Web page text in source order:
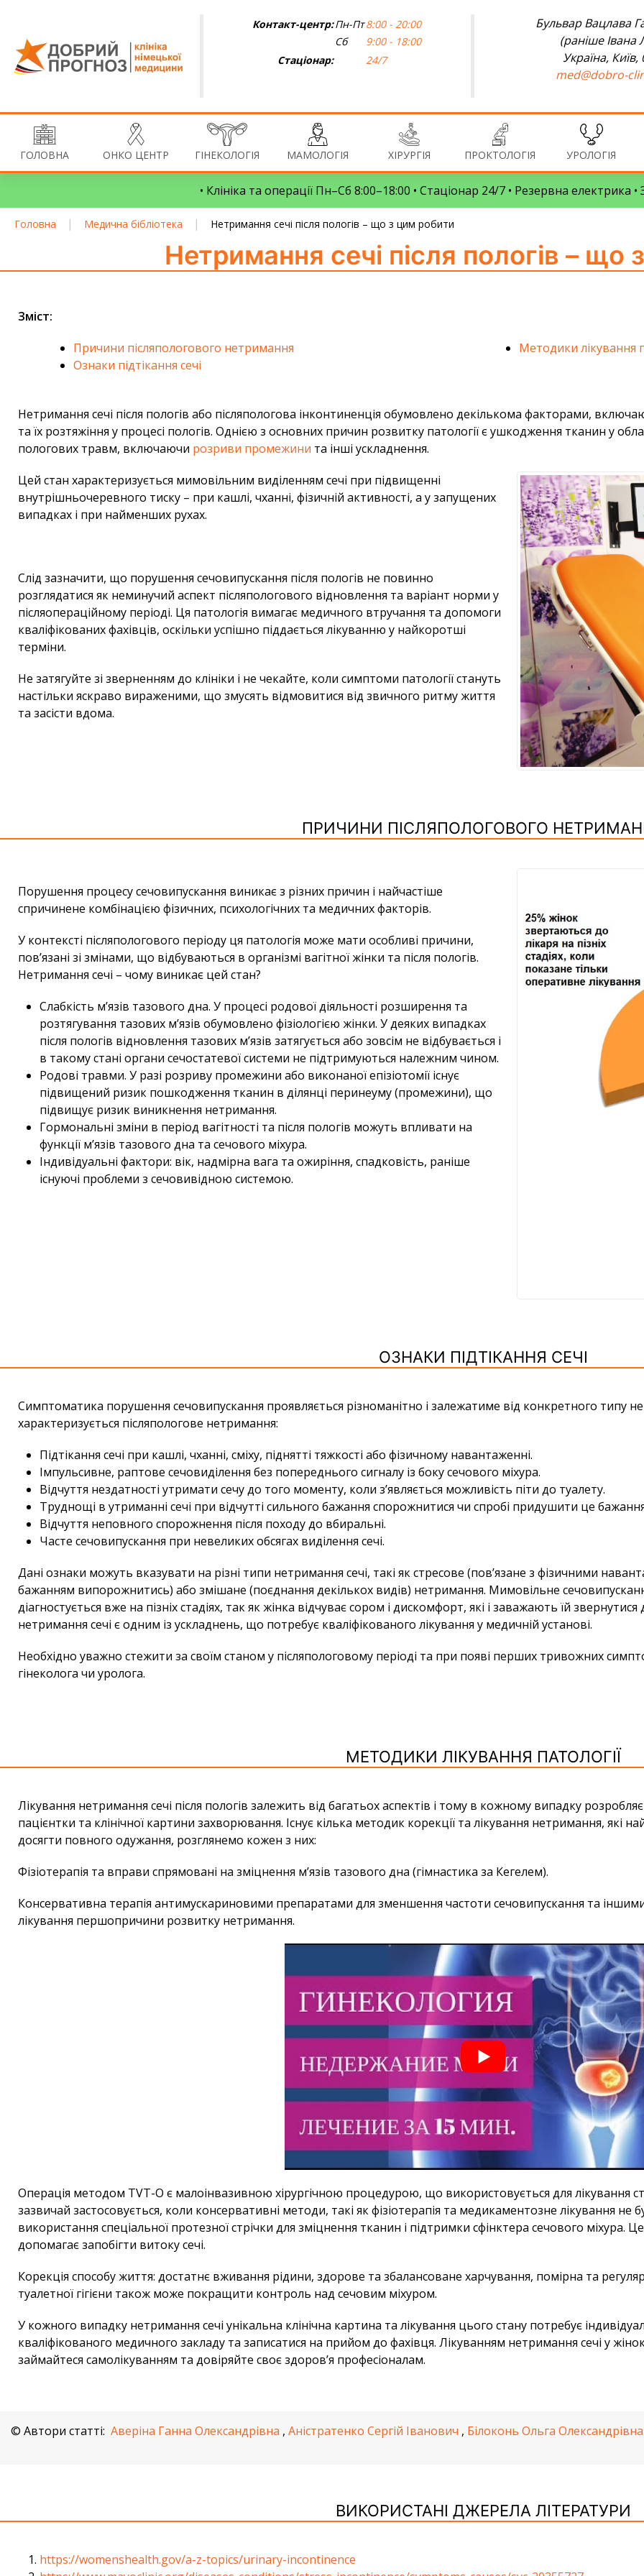
Контакт-центр:Пн-Пт
Сб
8:00 - 20:00
9:00 - 18:00
Стаціонар:
24/7
Бульвар Вацлава
(раніше Івана
Україна, Київ,
med@dobro-
ГОЛОВНА ОНКО ЦЕНТР ГІНЕКОЛОГІЯ МАМОЛОГІЯ ХІРУРГІЯ ПРОКТОЛОГІЯ УРОЛОГІЯ
• Клініка та операції Пн–Сб 8:00–18:00 • Стаціонар 24/7 • Резервна
Головна | Медична бібліотека | Нетримання сечі після пологів – що з цим робити
Нетримання сечі після пологів – що
Зміст:
Причини післяпологового нетримання
Ознаки підтікання сечі
Методики лікування
Нетримання сечі після пологів або післяпологова інконтиненція обумовлено декількома факторами,
та їх розтяжіння у процесі пологів. Однією з основних причин розвитку патології є ушкодження тканин у
пологових травм, включаючи розриви промежини та інші ускладнення.
Цей стан характеризується мимовільним виділенням сечі при підвищенні
внутрішньочеревного тиску – при кашлі, чханні, фізичній активності, а у запущених
випадках і при найменших рухах.
Слід зазначити, що порушення сечовипускання після пологів не повинно
розглядатися як неминучий аспект післяпологового відновлення та варіант норми у
післяопераційному періоді. Ця патологія вимагає медичного втручання та допомоги
кваліфікованих фахівців, оскільки успішно піддається лікуванню у найкоротші
терміни.
Не затягуйте зі зверненням до клініки і не чекайте, коли симптоми патології стануть
настільки яскраво вираженими, що змусять відмовитися від звичного ритму життя
та засісти вдома.
ПРИЧИНИ ПІСЛЯПОЛОГОВОГО
Порушення процесу сечовипускання виникає з різних причин і найчастіше
спричинене комбінацією фізичних, психологічних та медичних факторів.
У контексті післяпологового періоду ця патологія може мати особливі причини,
пов’язані зі змінами, що відбуваються в організмі вагітної жінки та після пологів.
Нетримання сечі – чому виникає цей стан?
Слабкість м’язів тазового дна. У процесі родової діяльності розширення та
розтягування тазових м’язів обумовлено фізіологією жінки. У деяких випадках
після пологів відновлення тазових м’язів затягується або зовсім не відбувається і
в такому стані органи сечостатевої системи не підтримуються належним чином.
Родові травми. У разі розриву промежини або виконаної епізіотомії існує
підвищений ризик пошкодження тканин в ділянці перинеуму (промежини), що
підвищує ризик виникнення нетримання.
Гормональні зміни в період вагітності та після пологів можуть впливати на
функції м’язів тазового дна та сечового міхура.
Індивідуальні фактори: вік, надмірна вага та ожиріння, спадковість, раніше
існуючі проблеми з сечовивідною системою.
ОЗНАКИ ПІДТІКАННЯ СЕЧІ
Симптоматика порушення сечовипускання проявляється різноманітно і залежатиме від конкретного типу
характеризується післяпологове нетримання:
Підтікання сечі при кашлі, чханні, сміху, піднятті тяжкості або фізичному навантаженні.
Імпульсивне, раптове сечовиділення без попереднього сигналу із боку сечового міхура.
Відчуття нездатності утримати сечу до того моменту, коли з’являється можливість піти до туалету.
Труднощі в утриманні сечі при відчутті сильного бажання спорожнитися чи спробі придушити це
Відчуття неповного спорожнення після походу до вбиральні.
Часте сечовипускання при невеликих обсягах виділення сечі.
Дані ознаки можуть вказувати на різні типи нетримання сечі, такі як стресове (пов’язане з фізичними
бажанням випорожнитись) або змішане (поєднання декількох видів) нетримання. Мимовільне
діагностується вже на пізніх стадіях, так як жінка відчуває сором і дискомфорт, які і заважають їй
нетримання сечі є одним із ускладнень, що потребує кваліфікованого лікування у медичній установі.
Необхідно уважно стежити за своїм станом у післяпологовому періоді та при появі перших тривожних
гінеколога чи уролога.
МЕТОДИКИ ЛІКУВАННЯ ПАТОЛОГІЇ
Лікування нетримання сечі після пологів залежить від багатьох аспектів і тому в кожному випадку
пацієнтки та клінічної картини захворювання. Існує кілька методик корекції та лікування нетримання, які
досягти повного одужання, розглянемо кожен з них:
Фізіотерапія та вправи спрямовані на зміцнення м’язів тазового дна (гімнастика за Кегелем).
Консервативна терапія антимускариновими препаратами для зменшення частоти сечовипускання та
лікування першопричини розвитку нетримання.
Операція методом ТVT-O є малоінвазивною хірургічною процедурою, що використовується для лікування
зазвичай застосовується, коли консервативні методи, такі як фізіотерапія та медикаментозне лікування
використання спеціальної протезної стрічки для зміцнення тканин і підтримки сфінктера сечового
допомагає запобігти витоку сечі.
Корекція способу життя: достатнє вживання рідини, здорове та збалансоване харчування, помірна та
туалетної гігієни також може покращити контроль над сечовим міхуром.
У кожного випадку нетримання сечі унікальна клінічна картина та лікування цього стану потребує
кваліфікованого медичного закладу та записатися на прийом до фахівця. Лікуванням нетримання сечі у
займайтеся самолікуванням та довіряйте своє здоров’я професіоналам.
© Автори статті: Аверіна Ганна Олександрівна , Аністратенко Сергій Іванович , Білоконь Ольга Олександрівна
ВИКОРИСТАНІ ДЖЕРЕЛА ЛІТЕРАТУРИ
https://womenshealth.gov/a-z-topics/urinary-incontinence